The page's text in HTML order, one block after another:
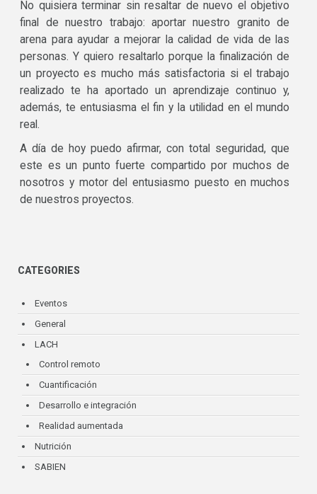
No quisiera terminar sin resaltar de nuevo el objetivo
final de nuestro trabajo: aportar nuestro granito de
arena para ayudar a mejorar la calidad de vida de las
personas. Y quiero resaltarlo porque la finalización de
un proyecto es mucho más satisfactoria si el trabajo
realizado te ha aportado un aprendizaje continuo y,
además, te entusiasma el fin y la utilidad en el mundo
real.
A día de hoy puedo afirmar, con total seguridad, que
este es un punto fuerte compartido por muchos de
nosotros y motor del entusiasmo puesto en muchos
de nuestros proyectos.
CATEGORIES
Eventos
General
LACH
Control remoto
Cuantificación
Desarrollo e integración
Realidad aumentada
Nutrición
SABIEN